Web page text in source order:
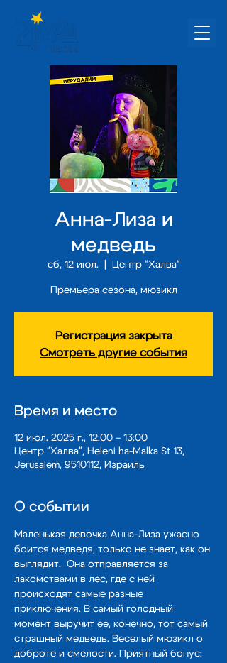
Анна-Лиза и
медведь
сб, 12 июл.
  |
Центр "Халва"
Премьера сезона, мюзикл
Регистрация закрыта
Смотреть другие события
Время и место
12 июл. 2025 г., 12:00 – 13:00
Центр "Халва", Heleni ha-Malka St 13,
Jerusalem, 9510112, Израиль
О событии
Маленькая девочка Анна-Лиза ужасно
боится медведя, только не знает, как он
выглядит.  Она отправляется за
лакомствами в лес, где с ней
происходят самые разные
приключения. В самый голодный
момент выручит ее, конечно, тот самый
страшный медведь. Веселый мюзикл о
доброте и смелости. Приятный бонус: